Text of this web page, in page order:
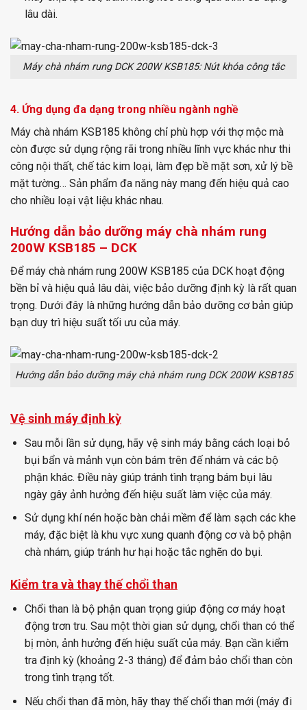
lâu dài.
Máy chà nhám rung DCK 200W KSB185: Nút khóa công tắc
4. Ứng dụng đa dạng trong nhiều ngành nghề
Máy chà nhám KSB185 không chỉ phù hợp với thợ mộc mà
còn được sử dụng rộng rãi trong nhiều lĩnh vực khác như thi
công nội thất, chế tác kim loại, làm đẹp bề mặt sơn, xử lý bề
mặt tường… Sản phẩm đa năng này mang đến hiệu quả cao
cho nhiều loại vật liệu khác nhau.
Hướng dẫn bảo dưỡng máy chà nhám rung
200W KSB185 – DCK
Để máy chà nhám rung 200W KSB185 của DCK hoạt động
bền bỉ và hiệu quả lâu dài, việc bảo dưỡng định kỳ là rất quan
trọng. Dưới đây là những hướng dẫn bảo dưỡng cơ bản giúp
bạn duy trì hiệu suất tối ưu của máy.
Hướng dẫn bảo dưỡng máy chà nhám rung DCK 200W KSB185
Vệ sinh máy định kỳ
Sau mỗi lần sử dụng, hãy vệ sinh máy bằng cách loại bỏ
bụi bẩn và mảnh vụn còn bám trên đế nhám và các bộ
phận khác. Điều này giúp tránh tình trạng bám bụi lâu
ngày gây ảnh hưởng đến hiệu suất làm việc của máy.
Sử dụng khí nén hoặc bàn chải mềm để làm sạch các khe
máy, đặc biệt là khu vực xung quanh động cơ và bộ phận
chà nhám, giúp tránh hư hại hoặc tắc nghẽn do bụi.
Kiểm tra và thay thế chổi than
Chổi than là bộ phận quan trọng giúp động cơ máy hoạt
động trơn tru. Sau một thời gian sử dụng, chổi than có thể
bị mòn, ảnh hưởng đến hiệu suất của máy. Bạn cần kiểm
tra định kỳ (khoảng 2-3 tháng) để đảm bảo chổi than còn
trong tình trạng tốt.
Nếu chổi than đã mòn, hãy thay thế chổi than mới (máy đi